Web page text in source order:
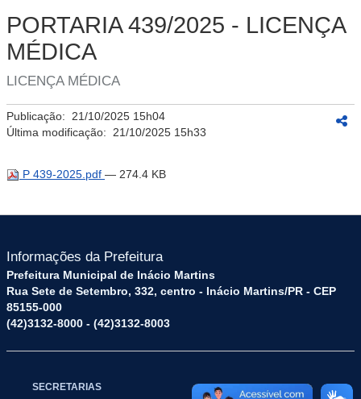
PORTARIA 439/2025 - LICENÇA
MÉDICA
LICENÇA MÉDICA
Publicação: 21/10/2025 15h04
Última modificação: 21/10/2025 15h33
P 439-2025.pdf — 274.4 KB
Informações da Prefeitura
Prefeitura Municipal de Inácio Martins
Rua Sete de Setembro, 332, centro - Inácio Martins/PR - CEP
85155-000
(42)3132-8000 - (42)3132-8003
SECRETARIAS